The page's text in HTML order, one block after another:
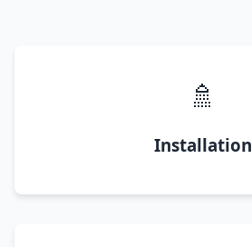
🚿
Installation